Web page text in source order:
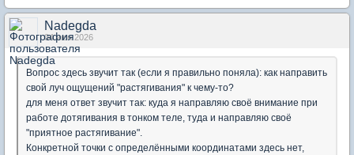
Nadegda
04 июн 2026
Вопрос здесь звучит так (если я правильно поняла): как направить
свой луч ощущений "растягивания" к чему-то?
для меня ответ звучит так: куда я направляю своё внимание при
работе дотягивания в тонком теле, туда и направляю своё
"приятное растягивание".
Конкретной точки с определёнными координатами здесь нет,